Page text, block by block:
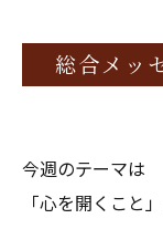
総合メッ
今週のテーマは
「心を開くこと」